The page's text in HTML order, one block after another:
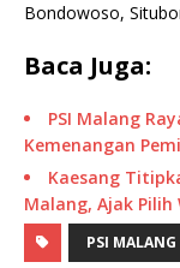
Bondowoso,
Baca Juga:
PSI Malang
Kemenangan
Kaesang
Malang, Ajak Pilih
PSI MALANG